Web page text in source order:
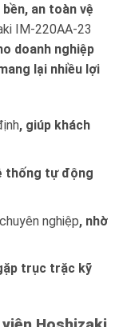
an toàn vệ
IM-220AA-23
doanh nghiệp
lại nhiều lợi
, giúp khách
thống tự động
nghiệp, nhờ
trục trặc kỹ